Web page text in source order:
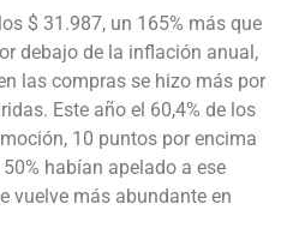
$ 31.987, un 165% más que
debajo de la inflación anual,
las compras se hizo más por
Este año el 60,4% de los
10 puntos por encima
habían apelado a ese
vuelve más abundante en